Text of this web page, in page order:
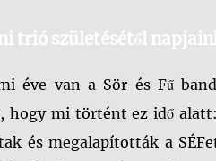
trió születésétől
éve van a Sör és Fű
hogy mi történt ez idő
és megalapították a